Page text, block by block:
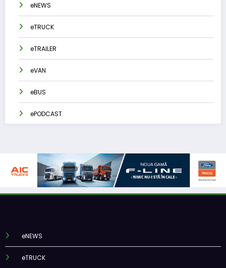
eNEWS
eTRUCK
eTRAILER
eVAN
eBUS
ePODCAST
eNEWS
eTRUCK